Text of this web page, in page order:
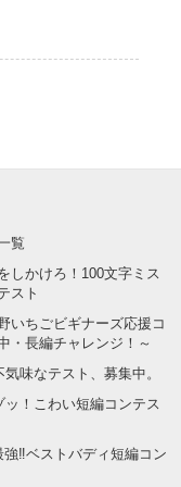
覧
しかけろ！100文字ミス
スト
いちごビギナーズ応援コ
・長編チャレンジ！～
味なテスト、募集中。
ッ！こわい短編コンテス
強‼ベストバディ短編コン